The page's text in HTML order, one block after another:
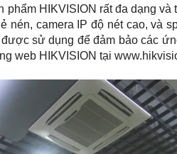
HIKVISION rất đa dạng và
nén, camera IP độ nét cao, và
sử dụng để đảm bảo các
web HIKVISION tại